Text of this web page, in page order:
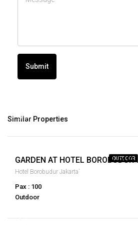
Submit
Similar Properties
OUTDOOR
Only
Hotel Borobudur Jakarta`
Pax : 100
Outdoor
Only